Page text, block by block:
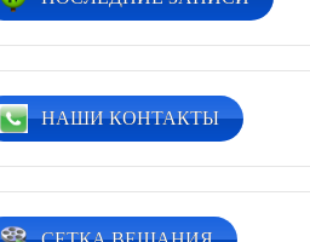
НАШИ КОНТАКТЫ